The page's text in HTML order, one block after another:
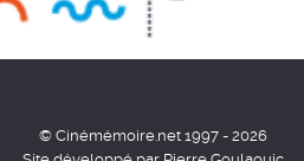
© Cinémémoire.net 1997 - 2026